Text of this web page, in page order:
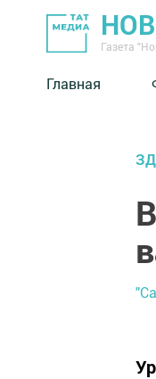
Газета
Главная